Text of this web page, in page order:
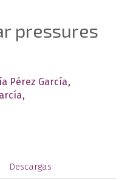
pressures
Pérez García
Descargas